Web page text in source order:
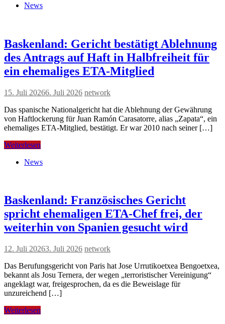
News
Baskenland: Gericht bestätigt Ablehnung
des Antrags auf Haft in Halbfreiheit für
ein ehemaliges ETA-Mitglied
15. Juli 20266. Juli 2026 network
Das spanische Nationalgericht hat die Ablehnung der Gewährung
von Haftlockerung für Juan Ramón Carasatorre, alias „Zapata“, ein
ehemaliges ETA-Mitglied, bestätigt. Er war 2010 nach seiner […]
Weiterlesen
News
Baskenland: Französisches Gericht
spricht ehemaligen ETA-Chef frei, der
weiterhin von Spanien gesucht wird
12. Juli 20263. Juli 2026 network
Das Berufungsgericht von Paris hat Jose Urrutikoetxea Bengoetxea,
bekannt als Josu Ternera, der wegen „terroristischer Vereinigung“
angeklagt war, freigesprochen, da es die Beweislage für
unzureichend […]
Weiterlesen